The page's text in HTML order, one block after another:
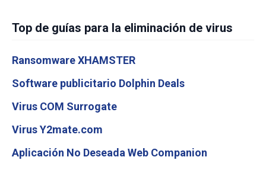
Top de guías para la eliminación de virus
Ransomware XHAMSTER
Software publicitario Dolphin Deals
Virus COM Surrogate
Virus Y2mate.com
Aplicación No Deseada Web Companion